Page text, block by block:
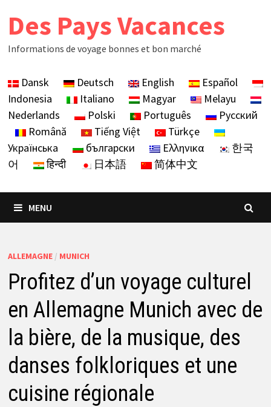
Des Pays Vacances
Informations de voyage bonnes et bon marché
Dansk Deutsch English
Español
Indonesia
Italiano Magyar
Melayu
Nederlands
Polski Português
Русский
Română
Tiếng Việt
Türkçe
Українська
български Ελληνικα
한국
어
हिन्दी 日本語 简体中文
MENU
ALLEMAGNE/ MUNICH
Profitez d’un voyage culturel
en Allemagne Munich avec de
la bière, de la musique, des
danses folkloriques et une
cuisine régionale